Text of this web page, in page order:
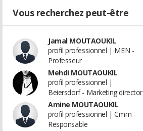
Vous recherchez peut-être
Jamal MOUTAOUKIL
profil professionnel | MEN -
Professeur
Mehdi MOUTAOUKIL
profil professionnel |
Beiersdorf - Marketing director
Amine MOUTAOUKIL
profil professionnel | Cmm -
Responsable